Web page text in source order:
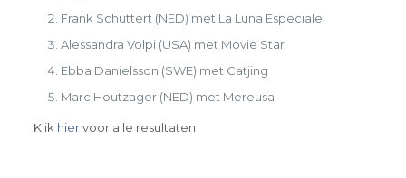
Frank Schuttert (NED) met La Luna Especiale
Alessandra Volpi (USA) met Movie Star
Ebba Danielsson (SWE) met Catjing
Marc Houtzager (NED) met Mereusa
Klik hiervoor alle resultaten